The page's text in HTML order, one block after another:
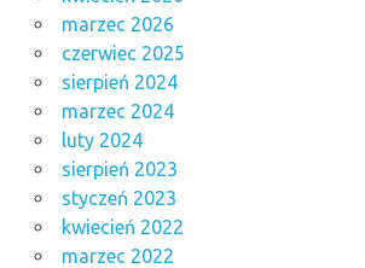
marzec 2026
czerwiec 2025
sierpień 2024
marzec 2024
luty 2024
sierpień 2023
styczeń 2023
kwiecień 2022
marzec 2022